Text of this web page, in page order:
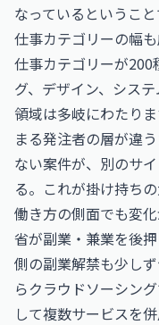
なっているということ
仕事カテゴリーの幅
仕事カテゴリーが200
グ、デザイン、シス
領域は多岐にわたり
まる発注者の層が違
ない案件が、別のサ
る。これが掛け持ちの
働き方の側面でも変
省が副業・兼業を後
側の副業解禁も少し
らクラウドソーシン
して複数サービスを